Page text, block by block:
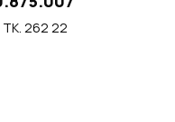
262 22